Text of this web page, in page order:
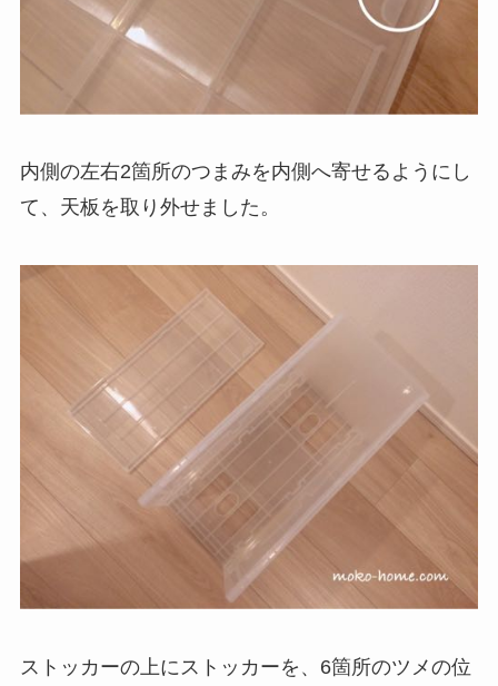
内側の左右2箇所のつまみを内側へ寄せるようにし
て、天板を取り外せました。
ストッカーの上にストッカーを、6箇所のツメの位